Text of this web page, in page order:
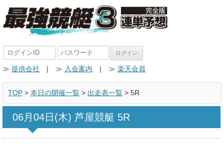
≫ 提供会社 | ≫ 入会案内 | ≫ 楽天会員
TOP > 本日の開催一覧 > 出走表一覧 > 5R
06月04日(木) 芦屋競艇 5R